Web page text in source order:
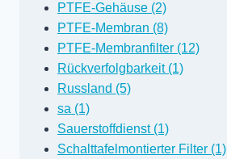
PTFE-Gehäuse (2)
PTFE-Membran (8)
PTFE-Membranfilter (12)
Rückverfolgbarkeit (1)
Russland (5)
sa (1)
Sauerstoffdienst (1)
Schalttafelmontierter Filter (1)